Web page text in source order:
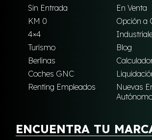
Sin Entrada
En Venta
KM 0
Opción a
4×4
Turismo
Blog
Berlinas
Coches GNC
Renting Empleados
Nuevas
ENCUENTRA TU